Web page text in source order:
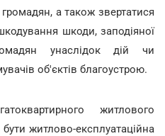
а також звертатися
шкоди, заподіяної
унаслідок дій чи
об'єктів благоустрою.
житлового
житлово-експлуатаційна